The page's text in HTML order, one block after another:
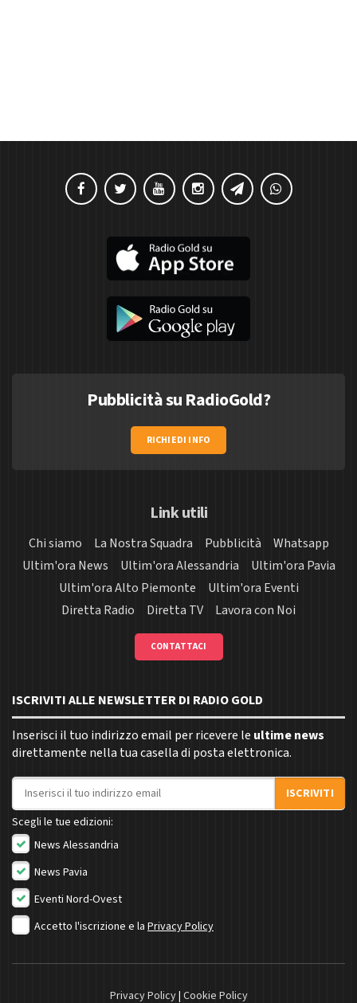
Pubblicità su RadioGold?
RICHIEDI INFO
Link utili
Chi siamo La Nostra Squadra Pubblicità
Whatsapp
Ultim'ora News
Ultim'ora Alessandria
Ultim'ora Pavia
Ultim'ora Alto Piemonte
Ultim'ora Eventi
Diretta Radio
Diretta TV Lavora con Noi
CONTATTACI
ISCRIVITI ALLE NEWSLETTER DI RADIO GOLD
Inserisci il tuo indirizzo email per ricevere le ultime news
direttamente nella tua casella di posta elettronica.
Indirizzo email
ISCRIVITI
Scegli le tue edizioni:
News Alessandria
News Pavia
Eventi Nord-Ovest
Accetto l'iscrizione e la Privacy Policy
Privacy Policy| Cookie Policy